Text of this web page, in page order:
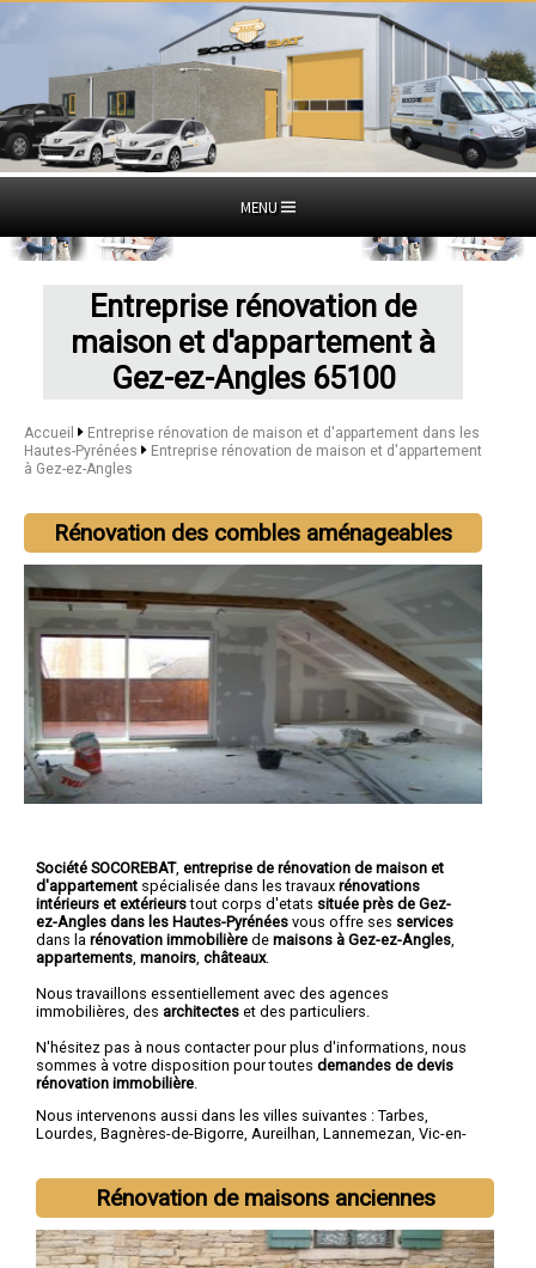
MENU
Entreprise rénovation de
maison et d'appartement à
Gez-ez-Angles 65100
Accueil
Entreprise rénovation de maison et d'appartement dans les
Hautes-Pyrénées
Entreprise rénovation de maison et d'appartement
à Gez-ez-Angles
Rénovation des combles aménageables
Société SOCOREBAT, entreprise de rénovation de maison et
d'appartement spécialisée dans les travaux rénovations
intérieurs et extérieurstout corps d'etats située près de Gez-
ez-Angles dans les Hautes-Pyrénées vous offre ses services
dans la rénovation immobilière de maisons à Gez-ez-Angles
appartements manoirs châteaux.
Nous travaillons essentiellement avec des agences
immobilières, des architectes et des particuliers.
N'hésitez pas à nous contacter pour plus d'informations, nous
sommes à votre disposition pour toutes demandes de devis
rénovation immobilière
Nous intervenons aussi dans les villes suivantes : Tarbes,
Lourdes, Bagnères-de-Bigorre, Aureilhan, Lannemezan, Vic-en-
Rénovation de maisons anciennes